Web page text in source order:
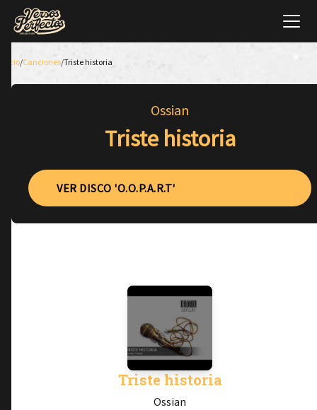
Inicio/Canciones/Triste historia
Ossian
Triste historia
VER DISCO 'O.O.P.A.R.T'
Triste historia
Ossian